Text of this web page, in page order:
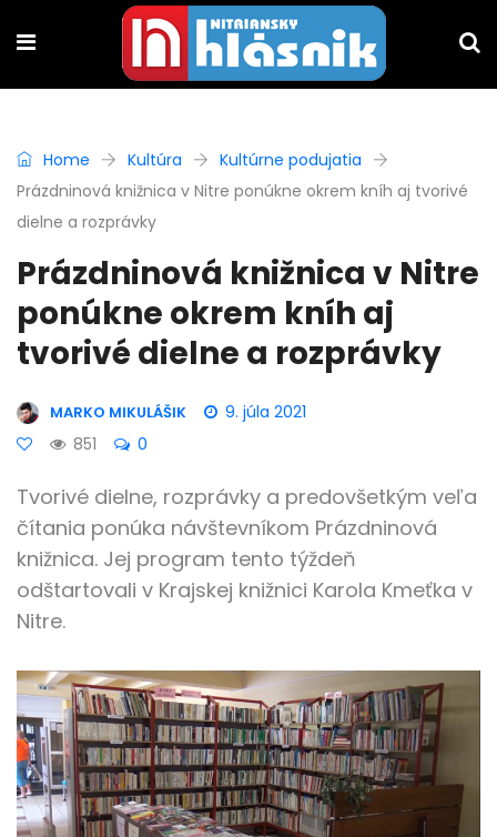
Home Kultúra
Kultúrne podujatia
Prázdninová knižnica v Nitre ponúkne okrem kníh aj tvorivé
dielne a rozprávky
Prázdninová knižnica v Nitre
ponúkne okrem kníh aj
tvorivé dielne a rozprávky
MARKO MIKULÁŠIK
9. júla 2021
851
0
Tvorivé dielne, rozprávky a predovšetkým veľa
čítania ponúka návštevníkom Prázdninová
knižnica. Jej program tento týždeň
odštartovali v Krajskej knižnici Karola Kmeťka v
Nitre.